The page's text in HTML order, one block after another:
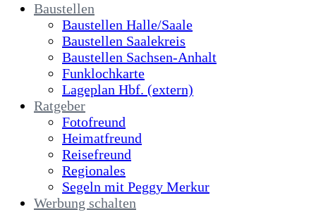
Baustellen
Baustellen Halle/Saale
Baustellen Saalekreis
Baustellen Sachsen-Anhalt
Funklochkarte
Lageplan Hbf. (extern)
Ratgeber
Fotofreund
Heimatfreund
Reisefreund
Regionales
Segeln mit Peggy Merkur
Werbung schalten